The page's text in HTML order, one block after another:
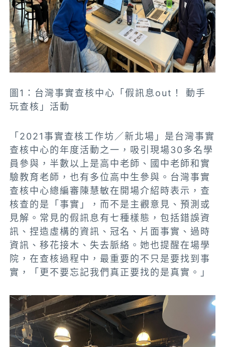
圖1：台灣事實查核中心「假訊息out！ 動手
玩查核」活動
「2021事實查核工作坊／新北場」是台灣事實
查核中心的年度活動之一，吸引現場30多名學
員參與，半數以上是高中老師、國中老師和實
驗教育老師，也有多位高中生參與。台灣事實
查核中心總編審陳慧敏在開場介紹時表示，查
核查的是「事實」，而不是主觀意見、預測或
見解。常見的假訊息有七種樣態，包括錯誤資
訊、捏造虛構的資訊、冠名、片面事實、過時
資訊、移花接木、失去脈絡。她也提醒在場學
院，在查核過程中，最重要的不只是要找到事
實，「更不要忘記我們真正要找的是真實。」